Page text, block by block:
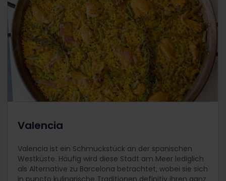
Valencia
Valencia ist ein Schmuckstück an der spanischen
Westküste. Häufig wird diese Stadt am Meer lediglich
als Alternative zu Barcelona betrachtet, wobei sie sich